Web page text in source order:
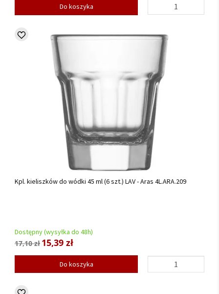
Do koszyka
Kpl. kieliszków do wódki 45 ml (6 szt.) LAV - Aras 4L.ARA.209
Dostępny (wysyłka do 48h)
17,10 zł 15,39 zł
Do koszyka